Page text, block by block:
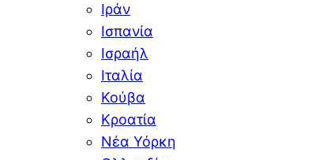
Ιράν
Ισπανία
Ισραήλ
Ιταλία
Κούβα
Κροατία
Νέα Υόρκη